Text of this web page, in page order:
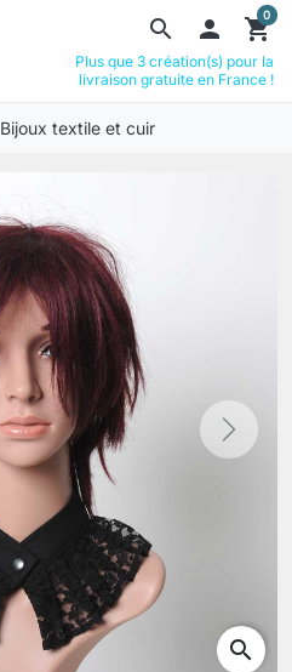
search  shopping_cart
0
Plus que 3 création(s) pour la
livraison gratuite en France !
Bijoux textile et cuir
Next
search